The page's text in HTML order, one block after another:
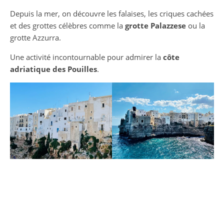
Depuis la mer, on découvre les falaises, les criques cachées
et des grottes célèbres comme la grotte Palazzese ou la
grotte Azzurra.
Une activité incontournable pour admirer la côte
adriatique des Pouilles.